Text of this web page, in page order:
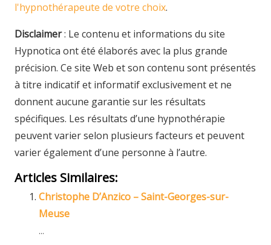
l'hypnothérapeute de votre choix.
Disclaimer: Le contenu et informations du site
Hypnotica ont été élaborés avec la plus grande
précision. Ce site Web et son contenu sont présentés
à titre indicatif et informatif exclusivement et ne
donnent aucune garantie sur les résultats
spécifiques. Les résultats d’une hypnothérapie
peuvent varier selon plusieurs facteurs et peuvent
varier également d’une personne à l’autre.
Articles Similaires:
Christophe D’Anzico – Saint-Georges-sur-
Meuse
...